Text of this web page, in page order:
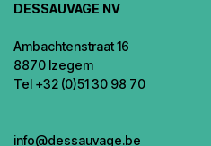
DESSAUVAGE NV
Ambachtenstraat 16
8870 Izegem
Tel +32 (0)51 30 98 70
info@dessauvage.be